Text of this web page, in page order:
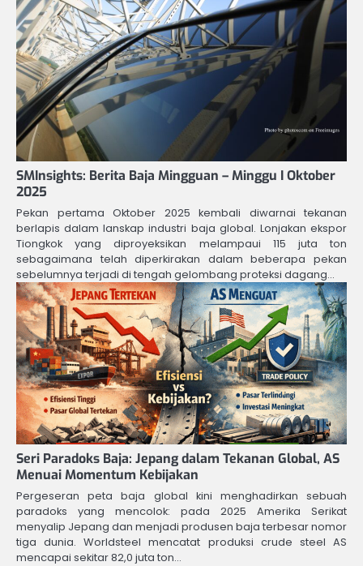
SMInsights: Berita Baja Mingguan – Minggu I Oktober
2025
Pekan pertama Oktober 2025 kembali diwarnai tekanan
berlapis dalam lanskap industri baja global. Lonjakan ekspor
Tiongkok yang diproyeksikan melampaui 115 juta ton
sebagaimana telah diperkirakan dalam beberapa pekan
sebelumnya terjadi di tengah gelombang proteksi dagang…
Seri Paradoks Baja: Jepang dalam Tekanan Global, AS
Menuai Momentum Kebijakan
Pergeseran peta baja global kini menghadirkan sebuah
paradoks yang mencolok: pada 2025 Amerika Serikat
menyalip Jepang dan menjadi produsen baja terbesar nomor
tiga dunia. Worldsteel mencatat produksi crude steel AS
mencapai sekitar 82,0 juta ton…